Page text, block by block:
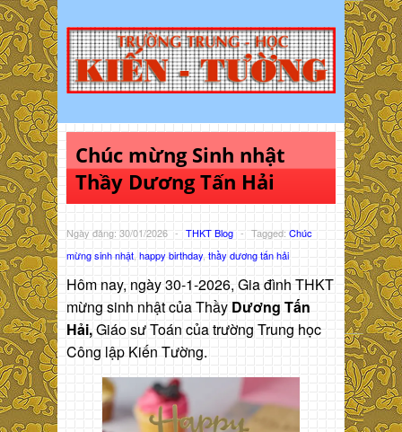
Chúc mừng Sinh nhật
Thầy Dương Tấn Hải
Ngày đăng: 30/01/2026 - THKT Blog - Tagged: Chúc
mừng sinh nhật happy birthday thầy dương tấn hải
Hôm nay, ngày 30-1-2026, Gia đình THKT
mừng sinh nhật của Thầy Dương Tấn
Hải,Giáo sư Toán của trường Trung học
Công lập Kiến Tường.